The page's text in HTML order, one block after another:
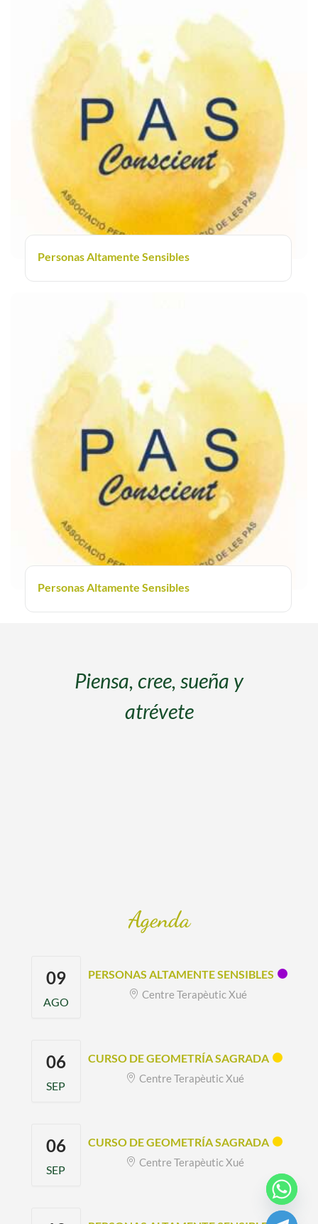
Personas Altamente Sensibles
Personas Altamente Sensibles
El dolor es inevitable, el
sufrimiento es cuestión de
Agenda
09
AGO
PERSONAS ALTAMENTE SENSIBLES
Centre Terapèutic Xué
06
SEP
CURSO DE GEOMETRÍA SAGRADA
Centre Terapèutic Xué
06
SEP
CURSO DE GEOMETRÍA SAGRADA
Centre Terapèutic Xué